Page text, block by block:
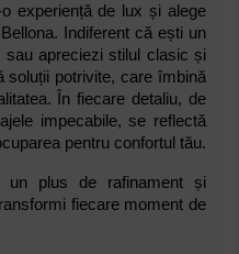
experiență de lux și alege
Indiferent că ești un
sau apreciezi stilul clasic și
soluții potrivite, care îmbină
În fiecare detaliu, de
impecabile, se reflectă
pentru confortul tău.
un plus de rafinament și
fiecare moment de